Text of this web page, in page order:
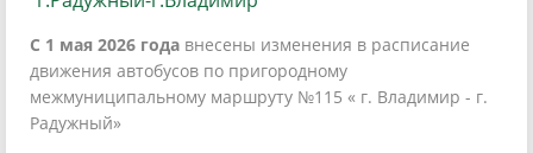
С 1 мая 2026 года внесены изменения в расписание
движения автобусов по пригородному
межмуниципальному маршруту №115 « г. Владимир - г.
Радужный»